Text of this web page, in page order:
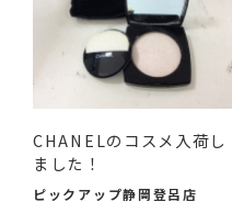
CHANELのコスメ入荷し
ました！
ピックアップ静岡登呂店